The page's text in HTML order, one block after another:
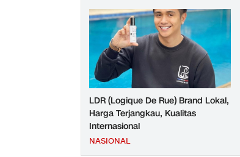
LDR (Logique De Rue) Brand Lokal,
Harga Terjangkau, Kualitas
Internasional
NASIONAL